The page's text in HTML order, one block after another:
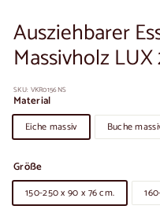
Ausziehbarer
Massivholz
SKU: VKR0156NS
Material
Eiche massiv Buche
Größe
150-250 x 90 x 76 cm.